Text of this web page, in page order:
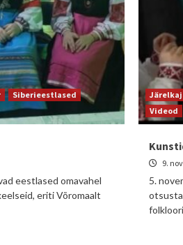
Siberieestlased
eestlased omavahel
eriti Võromaalt
Videod
9.
5.